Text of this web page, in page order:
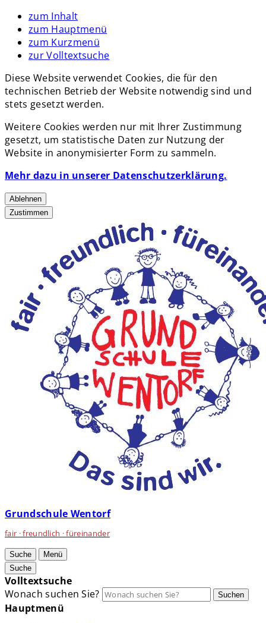
zum Inhalt
zum Hauptmenü
zum Kurzmenü
zur Volltextsuche
Diese Website verwendet Cookies, die für den
technischen Betrieb der Website notwendig sind und
stets gesetzt werden.
Weitere Cookies werden nur mit Ihrer Zustimmung
gesetzt, um statistische Daten zur Nutzung der
Website in anonymisierter Form zu sammeln.
Mehr dazu in unserer Datenschutzerklärung.
Ablehnen
Zustimmen
Grundschule Wentorf
fair · freundlich · füreinander
Suche
Menü
Suche
Volltextsuche
Wonach suchen Sie?
Suchen
Hauptmenü